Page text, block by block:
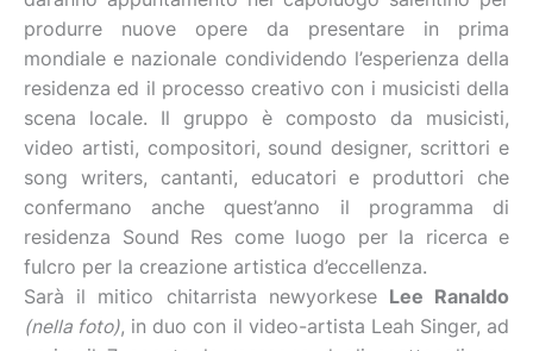
produrre nuove opere da presentare in prima
mondiale e nazionale condividendo l’esperienza della
residenza ed il processo creativo con i musicisti della
scena locale. Il gruppo è composto da musicisti,
video artisti, compositori, sound designer, scrittori e
song writers, cantanti, educatori e produttori che
confermano anche quest’anno il programma di
residenza Sound Res come luogo per la ricerca e
fulcro per la creazione artistica d’eccellenza.
Sarà il mitico chitarrista newyorkese Lee Ranaldo
(nella foto), in duo con il video-artista Leah Singer, ad